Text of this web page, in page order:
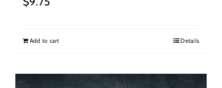
Add to cart Details